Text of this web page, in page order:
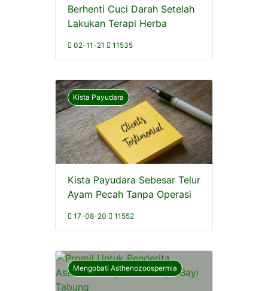
Berhenti Cuci Darah Setelah
Lakukan Terapi Herba
02-11-21 11535
Kista Payudara
Kista Payudara Sebesar Telur
Ayam Pecah Tanpa Operasi
17-08-20 11552
Mengobati Asthenozoospermia